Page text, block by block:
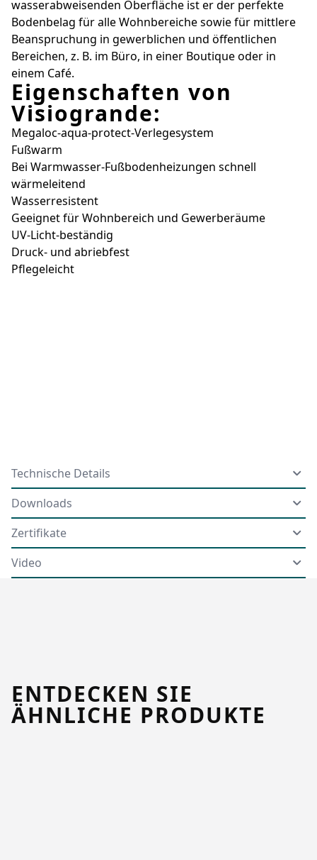
wasserabweisenden Oberfläche ist er der perfekte
Bodenbelag für alle Wohnbereiche sowie für mittlere
Beanspruchung in gewerblichen und öffentlichen
Bereichen, z. B. im Büro, in einer Boutique oder in
einem Café.
Eigenschaften von
Visiogrande:
Megaloc-aqua-protect-Verlegesystem
Fußwarm
Bei Warmwasser-Fußbodenheizungen schnell
wärmeleitend
Wasserresistent
Geeignet für Wohnbereich und Gewerberäume
UV-Licht-beständig
Druck- und abriebfest
Pflegeleicht
Technische Details
Downloads
Zertifikate
Video
ENTDECKEN SIE
ÄHNLICHE PRODUKTE